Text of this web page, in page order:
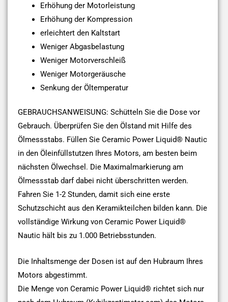
Erhöhung der Motorleistung
Erhöhung der Kompression
erleichtert den Kaltstart
Weniger Abgasbelastung
Weniger Motorverschleiß
Weniger Motorgeräusche
Senkung der Öltemperatur
GEBRAUCHSANWEISUNG: Schütteln Sie die Dose vor
Gebrauch. Überprüfen Sie den Ölstand mit Hilfe des
Ölmessstabs. Füllen Sie Ceramic Power Liquid® Nautic
in den Öleinfüllstutzen Ihres Motors, am besten beim
nächsten Ölwechsel. Die Maximalmarkierung am
Ölmessstab darf dabei nicht überschritten werden.
Fahren Sie 1-2 Stunden, damit sich eine erste
Schutzschicht aus den Keramikteilchen bilden kann. Die
vollständige Wirkung von Ceramic Power Liquid®
Nautic hält bis zu 1.000 Betriebsstunden.
Die Inhaltsmenge der Dosen ist auf den Hubraum Ihres
Motors abgestimmt.
Die Menge von Ceramic Power Liquid® richtet sich nur